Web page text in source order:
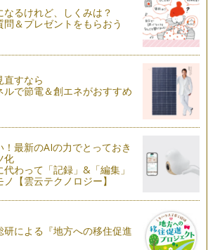
る季節となりまし…
到来！ 街中はクリスマスの楽しい音楽や
！
してくるこの季節・・・風邪やインフルエ
ッキング
くようになって、朝起きるのが辛くなって
？私だけでしょう…
第２弾～えびのしいたけボール
かわいらしい飾り付けで賑わっています
チューム…
るけれど、しくみは？
＆プレゼントをもらおう
直すなら
ルで節電＆創エネがおすすめ
！最新のAIの力でとっておき
化
わって「記録」&「編集」
【雲云テクノロジー】
研による『地方への移住促進